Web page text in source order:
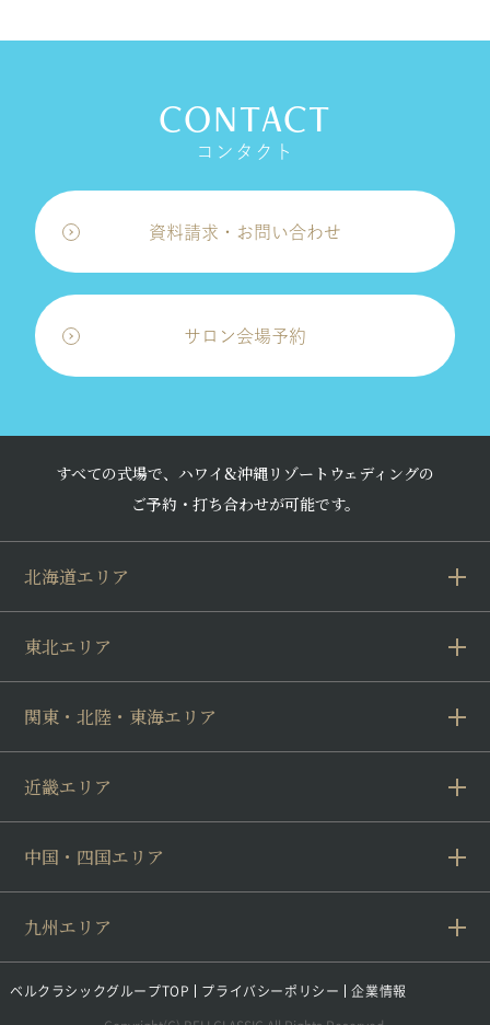
CONTACT
コンタクト
資料請求・お問い合わせ
サロン会場予約
すべての式場で、ハワイ&沖縄リゾートウェディングの
ご予約・打ち合わせが可能です。
北海道エリア
東北エリア
関東・北陸・東海エリア
近畿エリア
中国・四国エリア
九州エリア
ベルクラシックグループTOP プライバシーポリシー
企業情報